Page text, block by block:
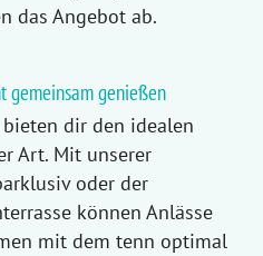
das Angebot ab.
gemeinsam genießen
dir den idealen
Art. Mit unserer
oder der
können Anlässe
mit dem tenn optimal